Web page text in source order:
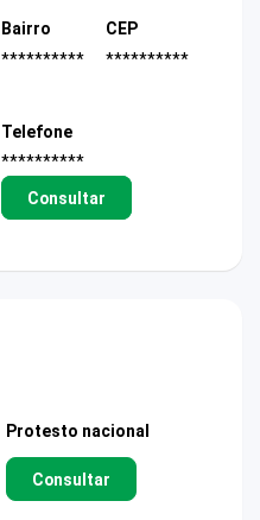
Bairro
**********
CEP
**********
Telefone
**********
Consultar
Protesto nacional
Consultar